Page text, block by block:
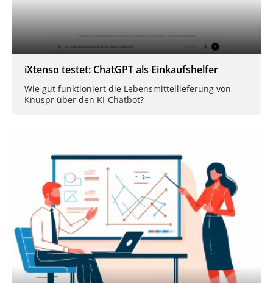
iXtenso testet: ChatGPT als Einkaufshelfer
Wie gut funktioniert die Lebensmittellieferung von
Knuspr über den KI-Chatbot?